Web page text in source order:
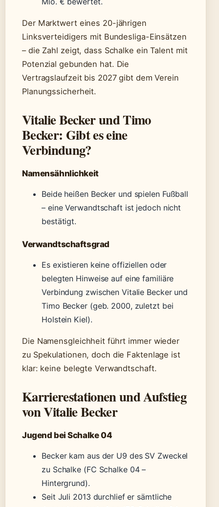
Der Marktwert eines 20-jährigen
Linksverteidigers mit Bundesliga-Einsätzen
– die Zahl zeigt, dass Schalke ein Talent mit
Potenzial gebunden hat. Die
Vertragslaufzeit bis 2027 gibt dem Verein
Planungssicherheit.
Vitalie Becker und Timo
Becker: Gibt es eine
Verbindung?
Namensähnlichkeit
Beide heißen Becker und spielen Fußball
– eine Verwandtschaft ist jedoch nicht
bestätigt.
Verwandtschaftsgrad
Es existieren keine offiziellen oder
belegten Hinweise auf eine familiäre
Verbindung zwischen Vitalie Becker und
Timo Becker (geb. 2000, zuletzt bei
Holstein Kiel).
Die Namensgleichheit führt immer wieder
zu Spekulationen, doch die Faktenlage ist
klar: keine belegte Verwandtschaft.
Karrierestationen und Aufstieg
von Vitalie Becker
Jugend bei Schalke 04
Becker kam aus der U9 des SV Zweckel
zu Schalke (FC Schalke 04 –
Hintergrund).
Seit Juli 2013 durchlief er sämtliche